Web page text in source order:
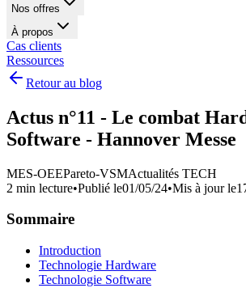
Nos offres
À propos
Cas clients
Ressources
Retour au blog
Actus n°11 - Le combat
Software - Hannover Messe
MES-OEEPareto-VSMActualités TECH
2 min lecture•Publié le01/05/24•Mis à jour le
Sommaire
Introduction
Technologie Hardware
Technologie Software